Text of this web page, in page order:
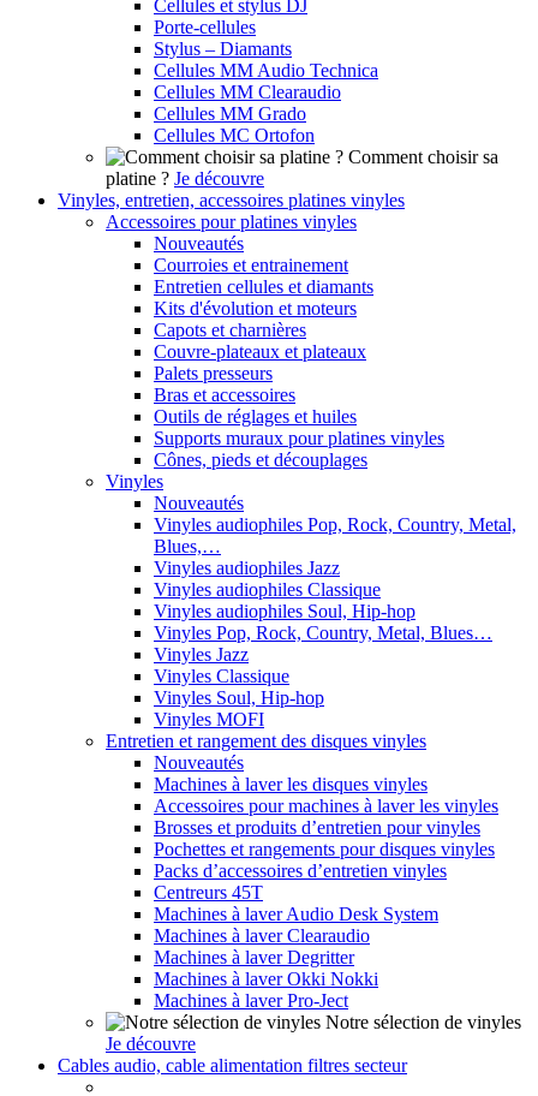
Cellules et stylus DJ
Porte-cellules
Stylus – Diamants
Cellules MM Audio Technica
Cellules MM Clearaudio
Cellules MM Grado
Cellules MC Ortofon
Comment choisir sa
platine ? Je découvre
Vinyles, entretien, accessoires platines vinyles
Accessoires pour platines vinyles
Nouveautés
Courroies et entrainement
Entretien cellules et diamants
Kits d'évolution et moteurs
Capots et charnières
Couvre-plateaux et plateaux
Palets presseurs
Bras et accessoires
Outils de réglages et huiles
Supports muraux pour platines vinyles
Cônes, pieds et découplages
Vinyles
Nouveautés
Vinyles audiophiles Pop, Rock, Country, Metal,
Blues,…
Vinyles audiophiles Jazz
Vinyles audiophiles Classique
Vinyles audiophiles Soul, Hip-hop
Vinyles Pop, Rock, Country, Metal, Blues…
Vinyles Jazz
Vinyles Classique
Vinyles Soul, Hip-hop
Vinyles MOFI
Entretien et rangement des disques vinyles
Nouveautés
Machines à laver les disques vinyles
Accessoires pour machines à laver les vinyles
Brosses et produits d’entretien pour vinyles
Pochettes et rangements pour disques vinyles
Packs d’accessoires d’entretien vinyles
Centreurs 45T
Machines à laver Audio Desk System
Machines à laver Clearaudio
Machines à laver Degritter
Machines à laver Okki Nokki
Machines à laver Pro-Ject
Notre sélection de vinyles
Je découvre
Cables audio, cable alimentation filtres secteur